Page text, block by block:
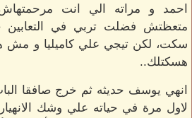
احمد و مراته الي انت
متعظتش فضلت تربي في
سكت، لكن تيجي علي كاميليا و مش
هسكتلك..
انهي يوسف حديثه ثم خرج صافقا
لاول مرة في حياته علي وشك